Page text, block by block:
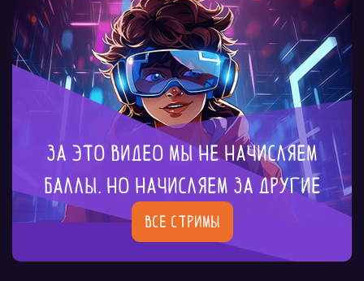
За это видео мы не начисляем
баллы. Но начисляем за другие
Все стримы